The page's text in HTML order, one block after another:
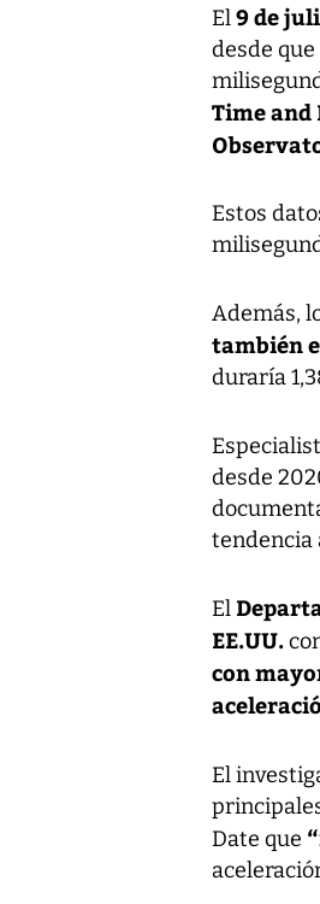
El9 de
desde
Time and
Estos
Además,
también
duraría
desde
tendencia
El
EE.UU.
con
El
Date que